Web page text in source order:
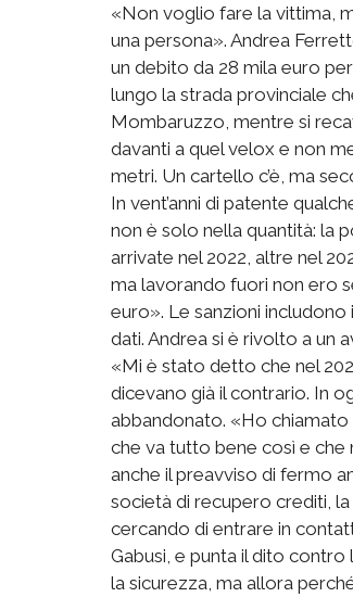
«Non voglio fare la vittima,
una persona». Andrea
un debito da 28 mila euro
lungo la strada provinciale
Mombaruzzo, mentre si
davanti a quel velox e non
metri. Un cartello c’è, ma
In vent’anni di patente
non è solo nella quantità: la
arrivate nel 2022, altre nel
ma lavorando fuori non ero
euro». Le sanzioni
dati. Andrea si è rivolto a un
«Mi è stato detto che nel
dicevano già il contrario. In
abbandonato. «Ho chiamato
che va tutto bene così e
anche il preavviso di fermo
società di recupero crediti,
cercando di entrare in
Gabusi, e punta il dito
la sicurezza, ma allora